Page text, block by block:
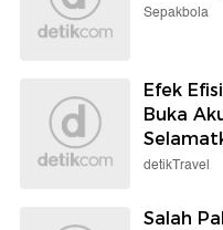
Sepakbola
Efek
Buka
detikTravel
Salah